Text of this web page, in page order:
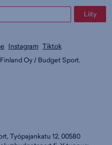
Liity
Instagram Tiktok
Oy / Budget Sport.
Työpajankatu 12, 00580